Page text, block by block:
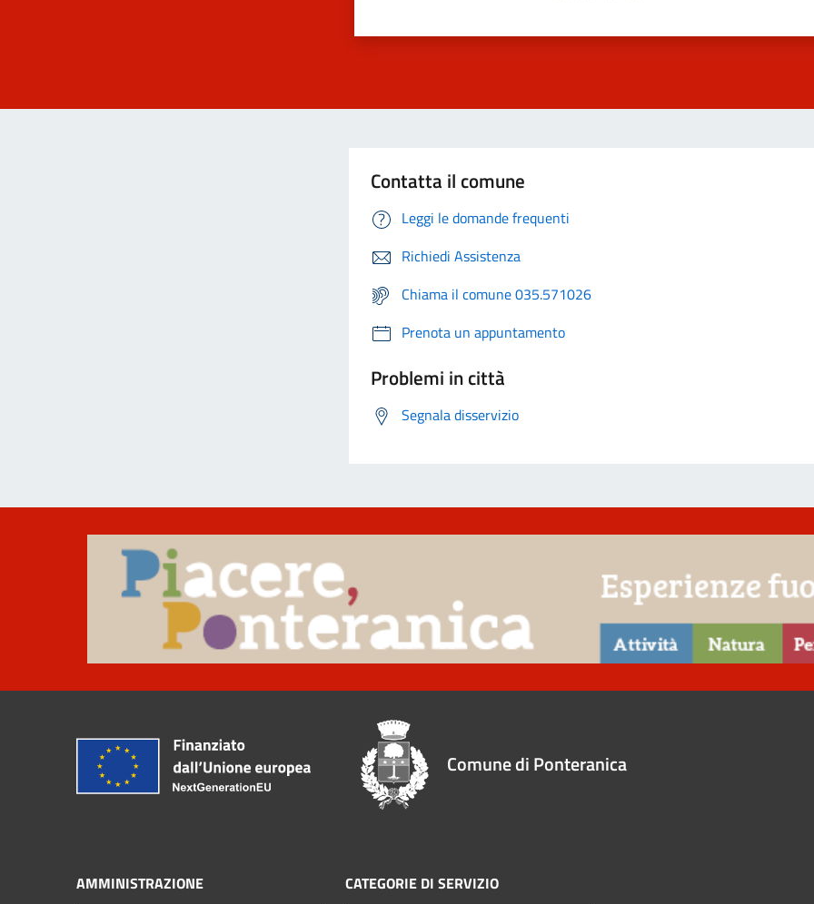
Contatta il comune
Leggi le domande frequenti
Richiedi Assistenza
Chiama il comune 035.571026
Prenota un appuntamento
Problemi in città
Segnala disservizio
Comune di Ponteranica
AMMINISTRAZIONE CATEGORIE DI SERVIZIO